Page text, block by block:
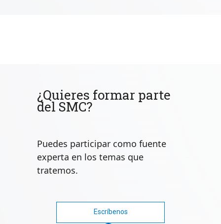
¿Quieres formar parte
del SMC?
Puedes participar como fuente
experta en los temas que
tratemos.
Escríbenos